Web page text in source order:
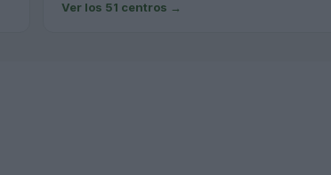
Ver los 51 centros →